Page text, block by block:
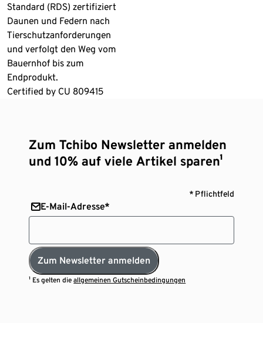
Standard (RDS) zertifiziert
Daunen und Federn nach
Tierschutzanforderungen
und verfolgt den Weg vom
Bauernhof bis zum
Endprodukt.
Certified by CU 809415
Zum Tchibo Newsletter anmelden
und 10% auf viele Artikel sparen¹
* Pflichtfeld
E-Mail-Adresse*
Zum Newsletter anmelden
¹ Es gelten dieallgemeinen Gutscheinbedingungen